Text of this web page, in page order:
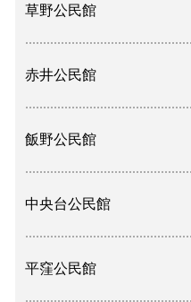
草野公民館
赤井公民館
飯野公民館
中央台公民館
平窪公民館